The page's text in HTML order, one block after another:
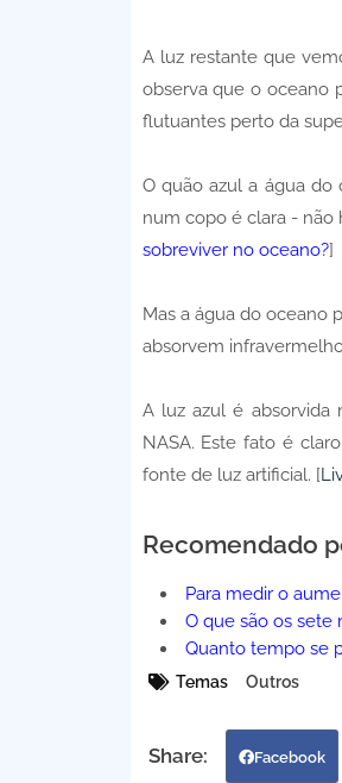
A luz restante que
observa que o oceano
flutuantes perto da
O quão azul a água do
num copo é clara - não
sobreviver no oceano?]
Mas a água do oceano
absorvem
A luz azul é absorvida
NASA. Este fato é
fonte de luz artificial. [
Recomendado
Para medir o
O que são os sete
Quanto tempo se
Temas Outros
Facebook